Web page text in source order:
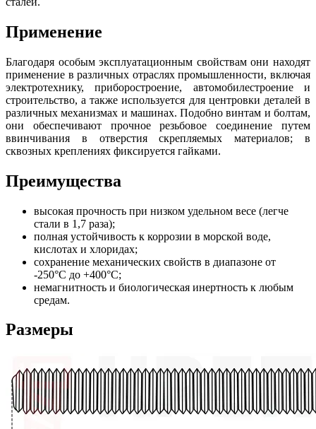
Применение
Благодаря особым эксплуатационным свойствам они находят
применение в различных отраслях промышленности, включая
электротехнику, приборостроение, автомобилестроение и
строительство, а также используется для центровки деталей в
различных механизмах и машинах. Подобно винтам и болтам,
они обеспечивают прочное резьбовое соединение путем
ввинчивания в отверстия скрепляемых материалов; в
сквозных креплениях фиксируется гайками.
Преимущества
высокая прочность при низком удельном весе (легче
стали в 1,7 раза);
полная устойчивость к коррозии в морской воде,
кислотах и хлоридах;
сохранение механических свойств в диапазоне от
-250°C до +400°C;
немагнитность и биологическая инертность к любым
средам.
Размеры